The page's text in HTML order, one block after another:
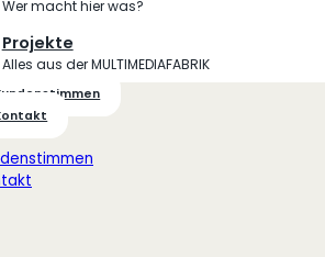
Wer macht hier was?
Projekte
Alles aus der MULTIMEDIAFABRIK